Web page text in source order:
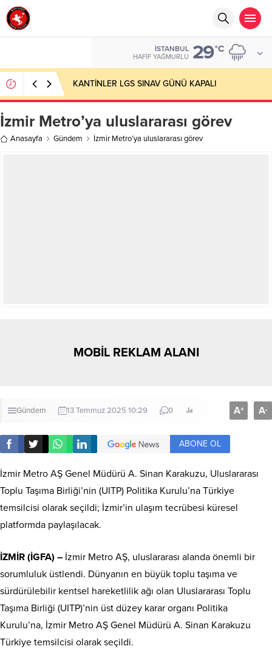
İSTANBUL
HAFIF YAĞMURLU 29°C
KANTİNLER LGS SINAV GÜNÜ KAPALI
İzmir Metro’ya uluslararası görev
Anasayfa Gündem İzmir Metro’ya uluslararası görev
MOBİL REKLAM ALANI
Gündem 13 Temmuz 2025 10:29 0 A+ A-
ABONE OL
İzmir Metro AŞ Genel Müdürü A. Sinan Karakuzu, Uluslararası
Toplu Taşıma Birliği’nin (UITP) Politika Kurulu’na Türkiye
temsilcisi olarak seçildi; İzmir’in ulaşım tecrübesi küresel
platformda paylaşılacak.
İZMİR (İGFA) – İzmir Metro AŞ, uluslararası alanda önemli bir
sorumluluk üstlendi. Dünyanın en büyük toplu taşıma ve
sürdürülebilir kentsel hareketlilik ağı olan Uluslararası Toplu
Taşıma Birliği (UITP)’nin üst düzey karar organı Politika
Kurulu’na, İzmir Metro AŞ Genel Müdürü A. Sinan Karakuzu
Türkiye temsilcisi olarak seçildi.